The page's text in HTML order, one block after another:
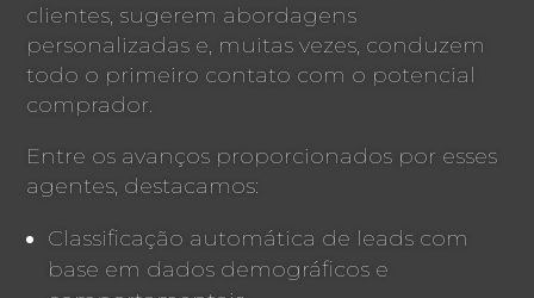
clientes, sugerem abordagens
personalizadas e, muitas vezes, conduzem
todo o primeiro contato com o potencial
comprador.
Entre os avanços proporcionados por esses
agentes, destacamos:
Classificação automática de leads com
base em dados demográficos e